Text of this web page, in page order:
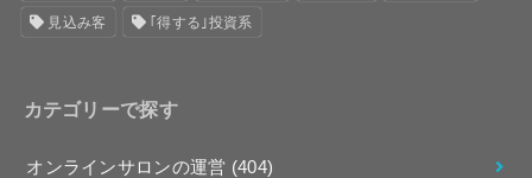
見込み客 ｢得する｣投資系
カテゴリーで探す
オンラインサロンの運営 (404)